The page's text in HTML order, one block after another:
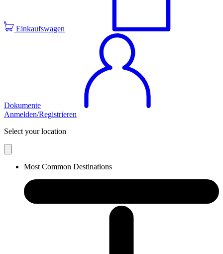
Einkaufswagen
Dokumente
Anmelden/Registrieren
Select your location
Most Common Destinations